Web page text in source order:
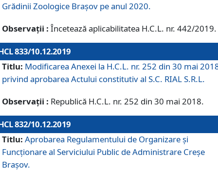
Grădinii Zoologice Braşov pe anul 2020.
Observații : Încetează aplicabilitatea H.C.L. nr. 442/2019.
833/10.12.2019
Titlu: Modificarea Anexei la H.C.L. nr. 252 din 30 mai
privind aprobarea Actului constitutiv al S.C. RIAL S.R.L.
Observații : Republică H.C.L. nr. 252 din 30 mai 2018.
832/10.12.2019
Titlu: Aprobarea Regulamentului de Organizare și
Funcționare al Serviciului Public de Administrare Creșe
Brașov.